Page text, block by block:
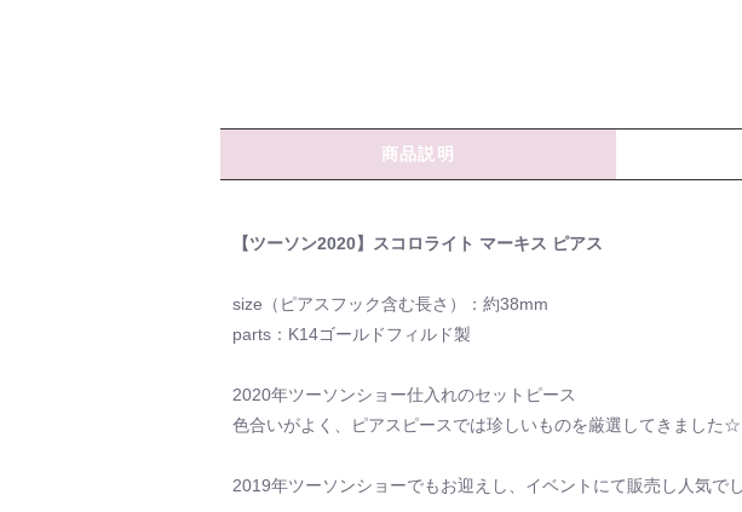
商品説明
【ツーソン2020】スコロライト マーキス ピアス
size（ピアスフック含む長さ）：約38mm
parts：K14ゴールドフィルド製
2020年ツーソンショー仕入れのセットピース
色合いがよく、ピアスピースでは珍しいものを厳選してきました☆
2019年ツーソンショーでもお迎えし、イベントにて販売し人気で